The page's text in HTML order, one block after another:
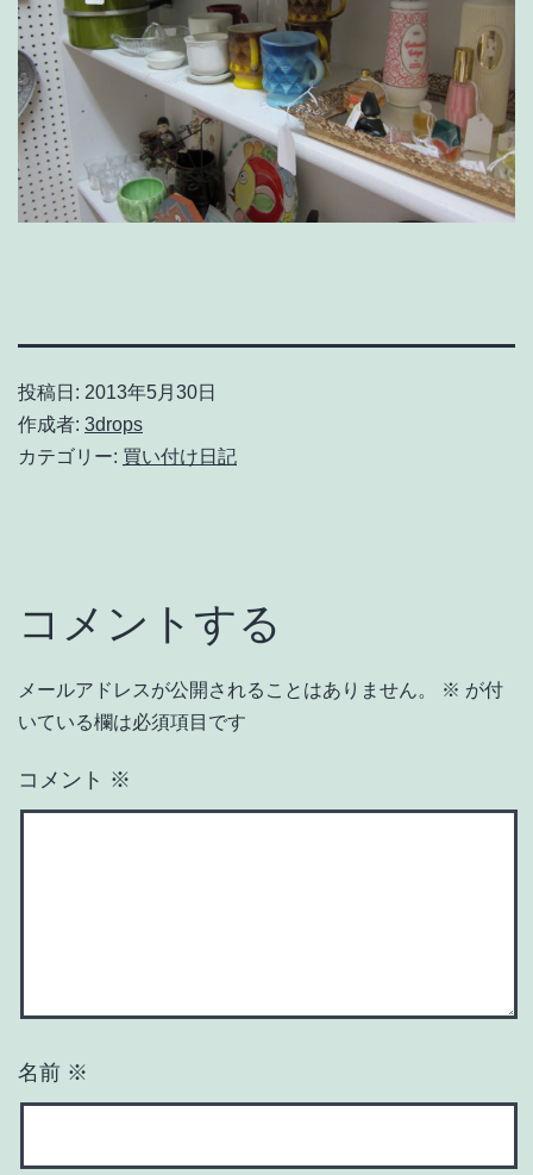
投稿日: 2013年5月30日
作成者: 3drops
カテゴリー: 買い付け日記
コメントする
メールアドレスが公開されることはありません。 ※ が付
いている欄は必須項目です
コメント ※
名前 ※